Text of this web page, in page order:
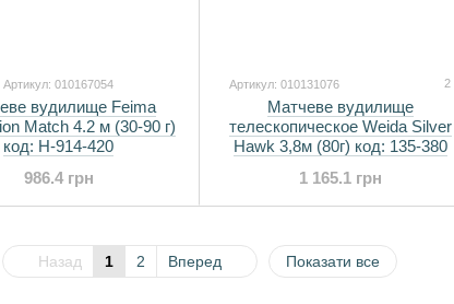
Артикул: 010167054
вудилище Feima
Match 4.2 м (30-90 г)
код: H-914-420
986.4 грн
Артикул: 010131076 2
Матчеве вудилище
телескопическое Weida Silver
Hawk 3,8м (80г) код: 135-380
1 165.1 грн
Назад 1 2 Вперед Показати все